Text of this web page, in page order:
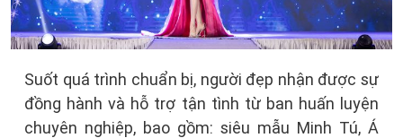
Suốt quá trình chuẩn bị, người đẹp nhận được sự
đồng hành và hỗ trợ tận tình từ ban huấn luyện
chuyên nghiệp, bao gồm: siêu mẫu Minh Tú, Á